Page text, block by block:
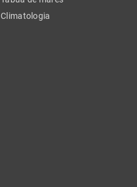
Climatologia